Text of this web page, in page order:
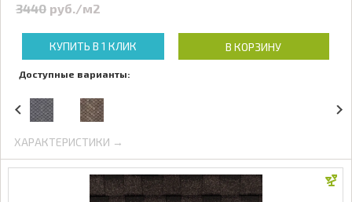
3440 руб./м2
КУПИТЬ В 1 КЛИК В КОРЗИНУ
Доступные варианты:
ХАРАКТЕРИСТИКИ →